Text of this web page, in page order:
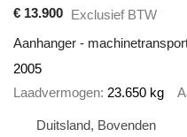
€ 13.900 Exclusief BTW
Aanhanger -
2005
Laadvermogen 23.650 kg
Duitsland, Bovenden